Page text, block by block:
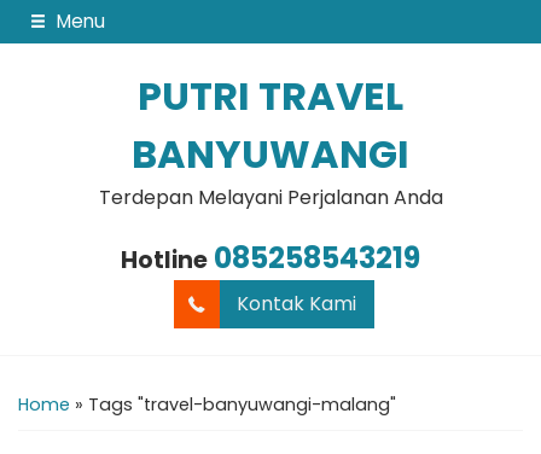
Menu
PUTRI TRAVEL
BANYUWANGI
Terdepan Melayani Perjalanan Anda
Hotline 085258543219
Kontak Kami
Home » Tags "travel-banyuwangi-malang"